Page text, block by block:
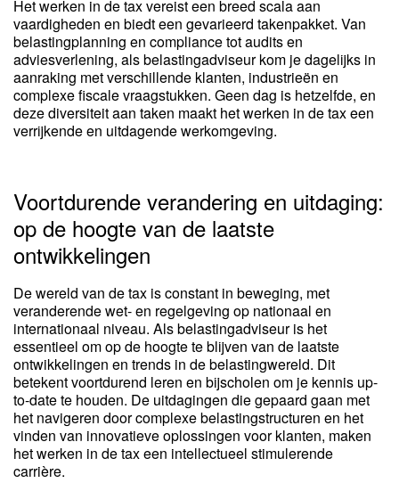
Het werken in de tax vereist een breed scala aan
vaardigheden en biedt een gevarieerd takenpakket. Van
belastingplanning en compliance tot audits en
adviesverlening, als belastingadviseur kom je dagelijks in
aanraking met verschillende klanten, industrieën en
complexe fiscale vraagstukken. Geen dag is hetzelfde, en
deze diversiteit aan taken maakt het werken in de tax een
verrijkende en uitdagende werkomgeving.
Voortdurende verandering en uitdaging:
op de hoogte van de laatste
ontwikkelingen
De wereld van de tax is constant in beweging, met
veranderende wet- en regelgeving op nationaal en
internationaal niveau. Als belastingadviseur is het
essentieel om op de hoogte te blijven van de laatste
ontwikkelingen en trends in de belastingwereld. Dit
betekent voortdurend leren en bijscholen om je kennis up-
to-date te houden. De uitdagingen die gepaard gaan met
het navigeren door complexe belastingstructuren en het
vinden van innovatieve oplossingen voor klanten, maken
het werken in de tax een intellectueel stimulerende
carrière.